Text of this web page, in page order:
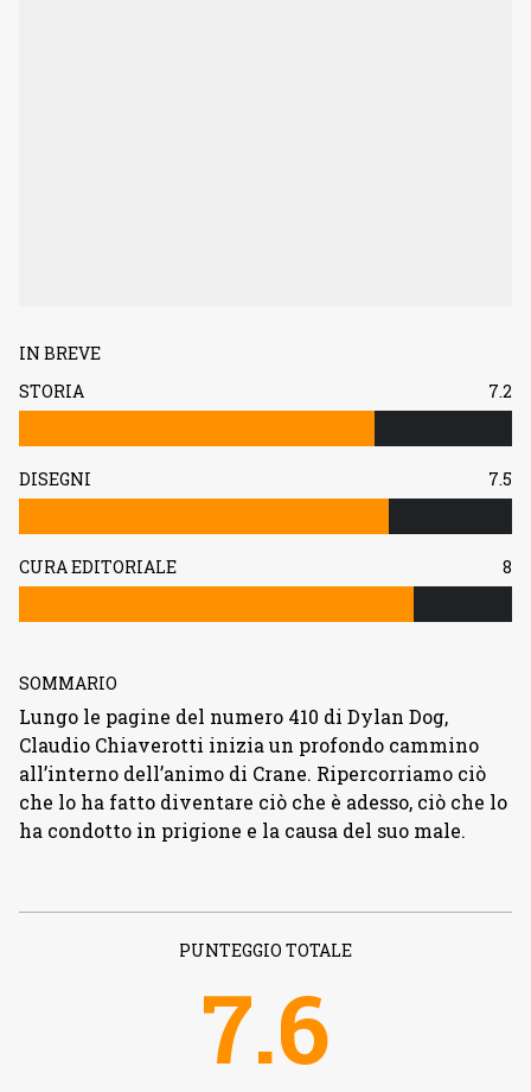
IN BREVE
STORIA
7.2
DISEGNI 7.5
CURA EDITORIALE 8
SOMMARIO
Lungo le pagine del numero 410 di Dylan Dog,
Claudio Chiaverotti inizia un profondo cammino
all’interno dell’animo di Crane. Ripercorriamo ciò
che lo ha fatto diventare ciò che è adesso, ciò che lo
ha condotto in prigione e la causa del suo male.
PUNTEGGIO TOTALE
7.6